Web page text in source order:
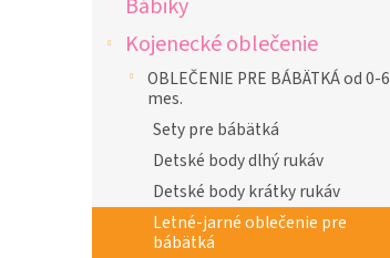
Kojenecké oblečenie
OBLEČENIE PRE BÁBÄTKÁ od 0-6
mes.
Sety pre bábätká
Detské body dlhý rukáv
Detské body krátky rukáv
Letné-jarné oblečenie pre
bábätká